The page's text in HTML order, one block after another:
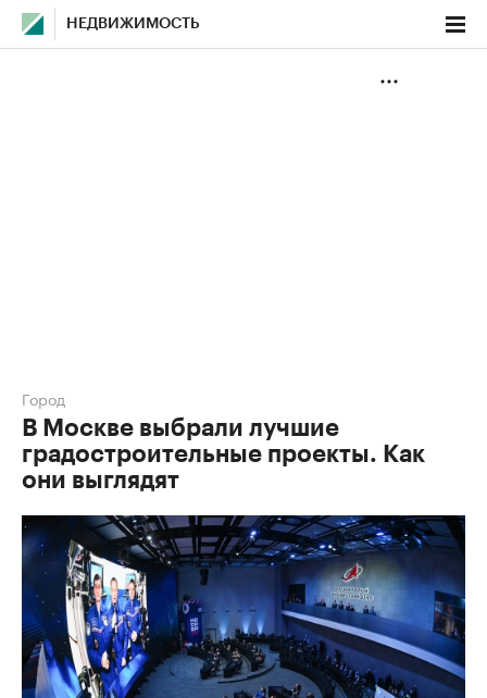
НЕДВИЖИМОСТЬ
Город
В Москве выбрали лучшие
градостроительные проекты. Как
они выглядят